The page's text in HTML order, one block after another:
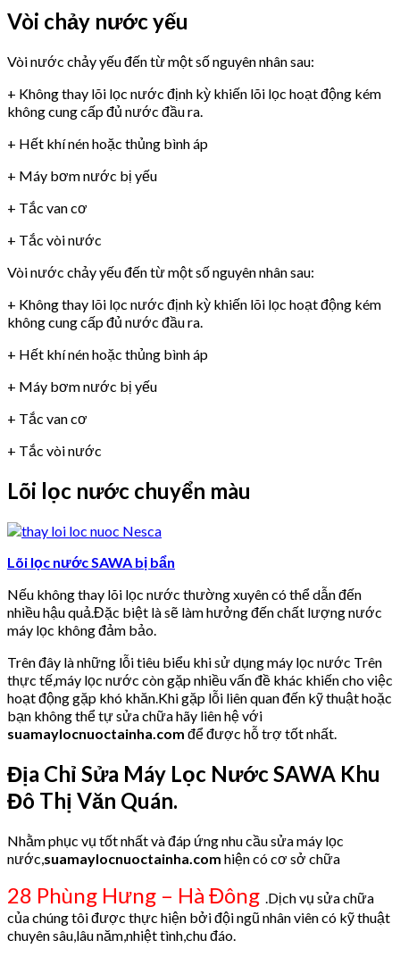
Vòi chảy nước yếu
Vòi nước chảy yếu đến từ một số nguyên nhân sau:
+ Không thay lõi lọc nước định kỳ khiến lõi lọc hoạt động kém
không cung cấp đủ nước đầu ra.
+ Hết khí nén hoặc thủng bình áp
+ Máy bơm nước bị yếu
+ Tắc van cơ
+ Tắc vòi nước
Vòi nước chảy yếu đến từ một số nguyên nhân sau:
+ Không thay lõi lọc nước định kỳ khiến lõi lọc hoạt động kém
không cung cấp đủ nước đầu ra.
+ Hết khí nén hoặc thủng bình áp
+ Máy bơm nước bị yếu
+ Tắc van cơ
+ Tắc vòi nước
Lõi lọc nước chuyển màu
Lõi lọc nước SAWA bị bẩn
Nếu không thay lõi lọc nước thường xuyên có thể dẫn đến
nhiều hậu quả.Đặc biệt là sẽ làm hưởng đến chất lượng nước
máy lọc không đảm bảo.
Trên đây là những lỗi tiêu biểu khi sử dụng máy lọc nước Trên
thực tế,máy lọc nước còn gặp nhiều vấn đề khác khiến cho việc
hoạt động gặp khó khăn.Khi gặp lỗi liên quan đến kỹ thuật hoặc
bạn không thể tự sửa chữa hãy liên hệ với
suamaylocnuoctainha.com để được hỗ trợ tốt nhất.
Địa Chỉ Sửa Máy Lọc Nước SAWA Khu
Đô Thị Văn Quán.
Nhằm phục vụ tốt nhất và đáp ứng nhu cầu sửa máy lọc
nước, suamaylocnuoctainha.com hiện có cơ sở chữa
28 Phùng Hưng – Hà Đông .Dịch vụ sửa chữa
của chúng tôi được thực hiện bởi đội ngũ nhân viên có kỹ thuật
chuyên sâu,lâu năm,nhiệt tình,chu đáo.